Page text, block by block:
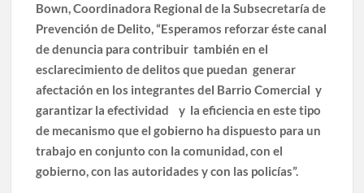
Bown, Coordinadora Regional de la Subsecretaría de
Prevención de Delito, “Esperamos reforzar éste canal
de denuncia para contribuir también en el
esclarecimiento de delitos que puedan generar
afectación en los integrantes del Barrio Comercial y
garantizar la efectividad y la eficiencia en este tipo
de mecanismo que el gobierno ha dispuesto para un
trabajo en conjunto con la comunidad, con el
gobierno, con las autoridades y con las policías”.